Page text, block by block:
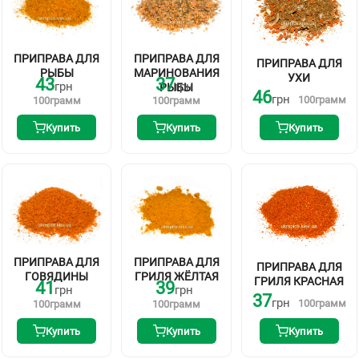
ПРИПРАВА ДЛЯ
РЫБЫ
43грн
100грамм
Купить
ПРИПРАВА ДЛЯ
МАРИНОВАНИЯ
РЫБЫ
37грн
100грамм
Купить
ПРИПРАВА ДЛЯ
УХИ
46грн 100грамм
Купить
ПРИПРАВА ДЛЯ
ГОВЯДИНЫ
41грн
100грамм
Купить
ПРИПРАВА ДЛЯ
ГРИЛЯ ЖЁЛТАЯ
39грн
100грамм
Купить
ПРИПРАВА ДЛЯ
ГРИЛЯ КРАСНАЯ
37грн 100грамм
Купить